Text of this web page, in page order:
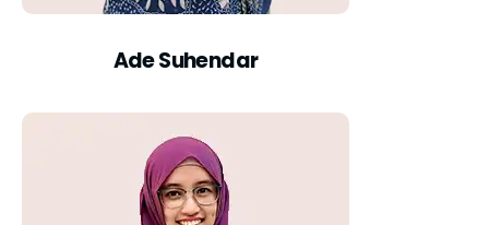
Ade Suhendar